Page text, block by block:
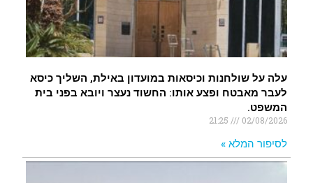
עלה על שולחנות וכיסאות במועדון באילת, השליך כיסא
לעבר מאבטח ופצע אותו: החשוד נעצר ויובא בפני בית
המשפט.
02/08/2026
לסיפור המלא »